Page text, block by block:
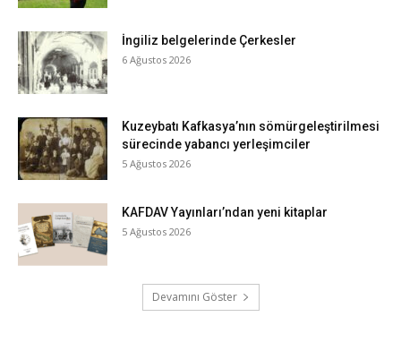
İngiliz belgelerinde Çerkesler
6 Ağustos 2026
Kuzeybatı Kafkasya’nın sömürgeleştirilmesi
sürecinde yabancı yerleşimciler
5 Ağustos 2026
KAFDAV Yayınları’ndan yeni kitaplar
5 Ağustos 2026
Devamını Göster